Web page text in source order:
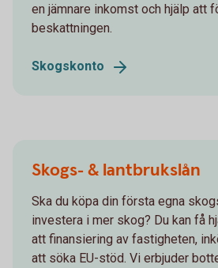
en jämnare inkomst och hjälp att
beskattningen.
Skogskonto
Skogs- & lantbrukslån
Ska du köpa din första egna
investera i mer skog? Du kan få
att finansiering av fastigheten,
att söka EU-stöd. Vi erbjuder